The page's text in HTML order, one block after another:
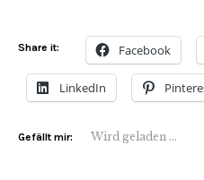
Share it: Facebook
LinkedIn
Gefällt mir: Wird geladen …